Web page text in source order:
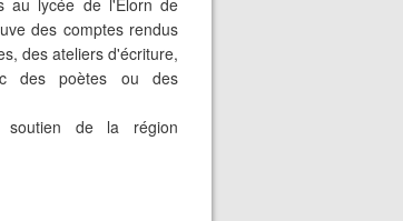
au lycée de l'Elorn de
des comptes rendus
des ateliers d'écriture,
des poètes ou des
de la région